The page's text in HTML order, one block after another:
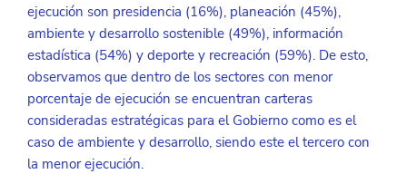
ejecución son presidencia (16%), planeación (45%),
ambiente y desarrollo sostenible (49%), información
estadística (54%) y deporte y recreación (59%). De esto,
observamos que dentro de los sectores con menor
porcentaje de ejecución se encuentran carteras
consideradas estratégicas para el Gobierno como es el
caso de ambiente y desarrollo, siendo este el tercero con
la menor ejecución.